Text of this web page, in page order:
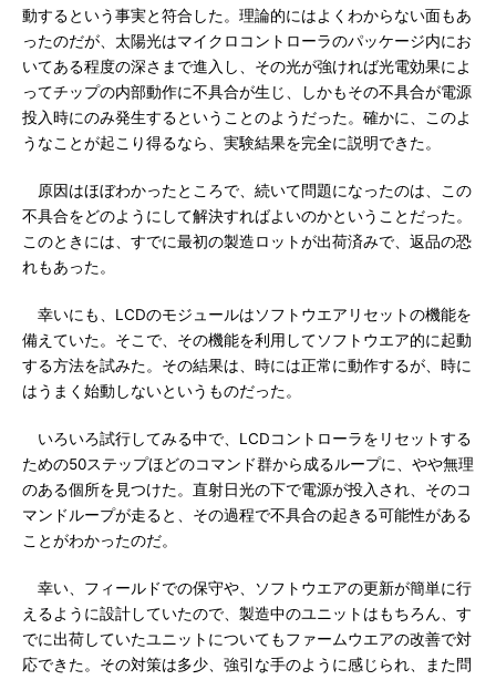
動するという事実と符合した。理論的にはよくわからない面もあ
ったのだが、太陽光はマイクロコントローラのパッケージ内にお
いてある程度の深さまで進入し、その光が強ければ光電効果によ
ってチップの内部動作に不具合が生じ、しかもその不具合が電源
投入時にのみ発生するということのようだった。確かに、このよ
うなことが起こり得るなら、実験結果を完全に説明できた。
原因はほぼわかったところで、続いて問題になったのは、この
不具合をどのようにして解決すればよいのかということだった。
このときには、すでに最初の製造ロットが出荷済みで、返品の恐
れもあった。
幸いにも、LCDのモジュールはソフトウエアリセットの機能を
備えていた。そこで、その機能を利用してソフトウエア的に起動
する方法を試みた。その結果は、時には正常に動作するが、時に
はうまく始動しないというものだった。
いろいろ試行してみる中で、LCDコントローラをリセットする
ための50ステップほどのコマンド群から成るループに、やや無理
のある個所を見つけた。直射日光の下で電源が投入され、そのコ
マンドループが走ると、その過程で不具合の起きる可能性がある
ことがわかったのだ。
幸い、フィールドでの保守や、ソフトウエアの更新が簡単に行
えるように設計していたので、製造中のユニットはもちろん、す
でに出荷していたユニットについてもファームウエアの改善で対
応できた。その対策は多少、強引な手のように感じられ、また問